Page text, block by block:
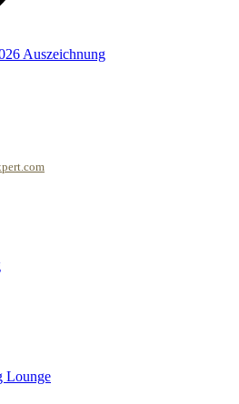
Lounge